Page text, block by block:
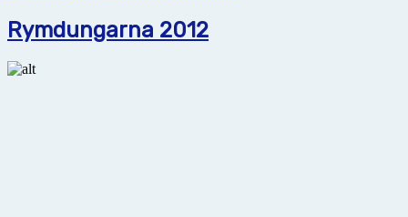
Rymdungarna 2012